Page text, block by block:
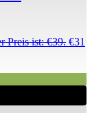
Preis ist: €39. €31